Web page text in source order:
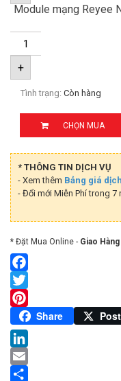
Module mạng Reyee
+
Tình trạng: Còn hàng
CHỌN MUA
* THÔNG TIN DỊCH VỤ
- Xem thêm Bảng giá
- Đổi mới Miễn Phí trong 7
* Đặt Mua Online - Giao
Facebook
Twitter
Pinterest
Share Post
LinkedIn
Email